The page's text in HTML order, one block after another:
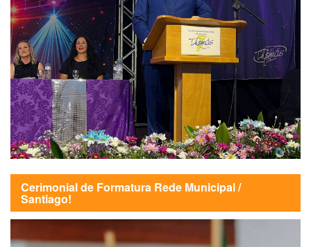
Cerimonial de Formatura Rede Municipal /
Santiago!